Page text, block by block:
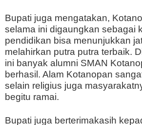
Bupati juga mengatakan,
selama ini digaungkan sebagai
pendidikan bisa menunjukkan
melahirkan putra putra terbaik.
ini banyak alumni SMAN
berhasil. Alam Kotanopan
selain religius juga
begitu ramai.
Bupati juga berterimakasih